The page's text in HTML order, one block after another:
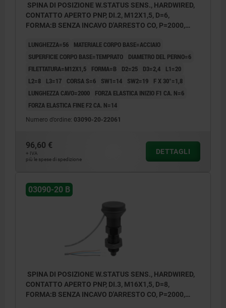
BN = marrone
BK = nero
SPINA DI POSIZIONE W.STATUS SENS., HARDWIRED,
CONTATTO APERTO PNP, DI.2, M12X1,5, D=6,
FORMA:B SENZA INCAVO D'ARRESTO CO, P=2000,
GRIGIO NERASTRO RAL7021
LUNGHEZZA=56
MATERIALE CORPO BASE=ACCIAIO
SUPERFICIE CORPO BASE=TEMPRATO
DIAMETRO DEL PERNO=6
FILETTATURA=M12X1,5
FORMA=B D2=25 D3=2,4
L1=20
L2=8
L3=17 CORSA S=6 SW1=14 SW2=19
F X 30°=1,8
LUNGHEZZA CAVO=2000
FORZA ELASTICA INIZIO F1 CA. N=6
FORZA ELASTICA FINE F2 CA. N=14
Numero d’ordine: 03090-20-22061
96,60 €
+ IVA
più le spese di spedizione
DETTAGLI
03090-20 B
SPINA DI POSIZIONE W.STATUS SENS., HARDWIRED,
CONTATTO APERTO PNP, DI.3, M16X1,5, D=8,
FORMA:B SENZA INCAVO D'ARRESTO CO, P=2000,